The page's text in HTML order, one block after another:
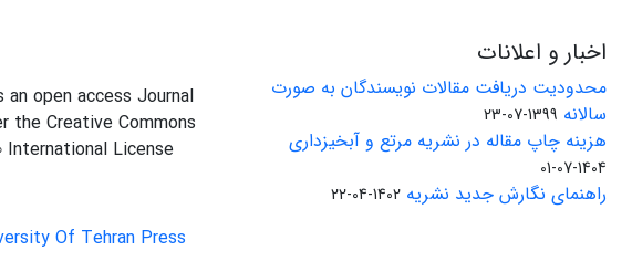
اخبار و اعلانات
محدودیت دریافت مقالات نویسندگان به صورت
سالانه 1399-07-23
هزینه چاپ مقاله در نشریه مرتع و آبخیزداری
1404-07-01
راهنمای نگارش جدید نشریه 1402-04-22
an open access Journal
the Creative Commons
License
Of Tehran Press